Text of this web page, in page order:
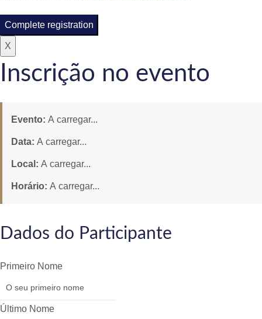
Complete registration
X
Inscrição no evento
Evento: A carregar...
Data: A carregar...
Local: A carregar...
Horário: A carregar...
Dados do Participante
Primeiro Nome
Último Nome